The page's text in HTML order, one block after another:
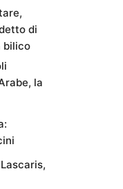
di
bilico
la